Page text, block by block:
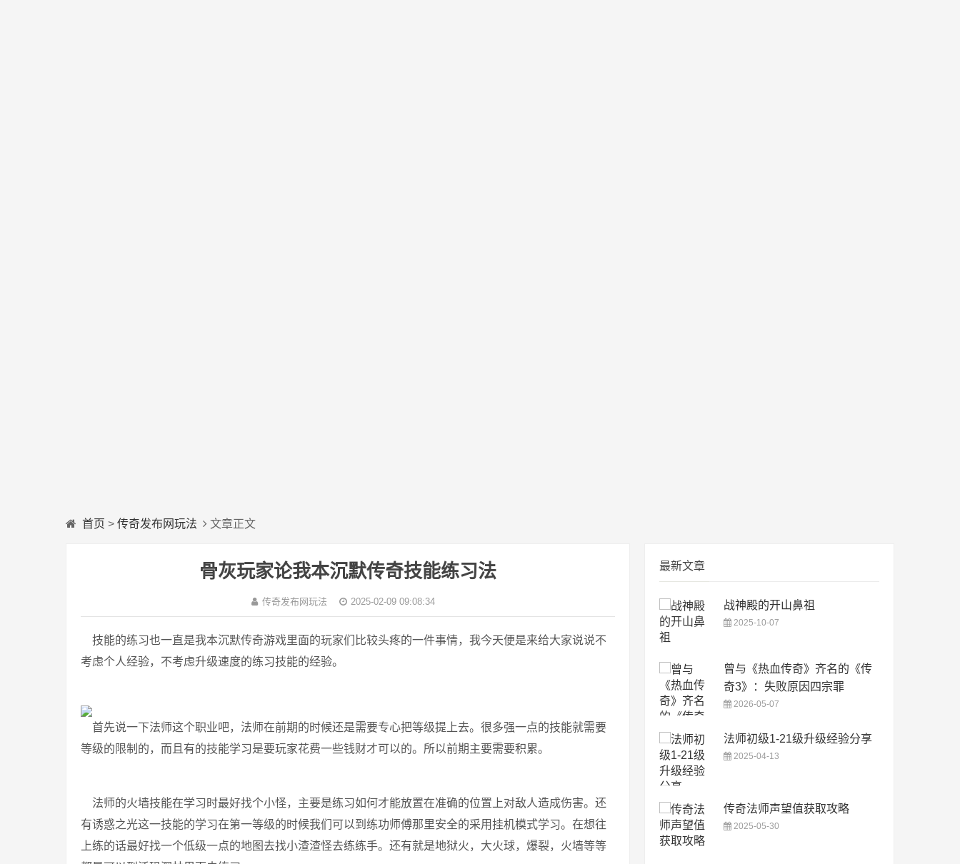
首页 > 传奇发布网玩法 文章正文
骨灰玩家论我本沉默传奇技能练习法
传奇发布网玩法 2025-02-09 09:08:34
技能的练习也一直是我本沉默传奇游戏里面的玩家们比较头疼的一件事情，我今天便是来给大家说说不
考虑个人经验，不考虑升级速度的练习技能的经验。
首先说一下法师这个职业吧，法师在前期的时候还是需要专心把等级提上去。很多强一点的技能就需要
等级的限制的，而且有的技能学习是要玩家花费一些钱财才可以的。所以前期主要需要积累。
法师的火墙技能在学习时最好找个小怪，主要是练习如何才能放置在准确的位置上对敌人造成伤害。还
有诱惑之光这一技能的学习在第一等级的时候我们可以到练功师傅那里安全的采用挂机模式学习。在想往
上练的话最好找一个低级一点的地图去找小渣渣怪去练练手。还有就是地狱火，大火球，爆裂，火墙等等
最新文章
战神殿的开山鼻祖
2025-10-07
曾与《热血传奇》齐名的《传
奇3》：失败原因四宗罪
2026-05-07
法师初级1-21级升级经验分享
2025-04-13
传奇法师声望值获取攻略
2025-05-30